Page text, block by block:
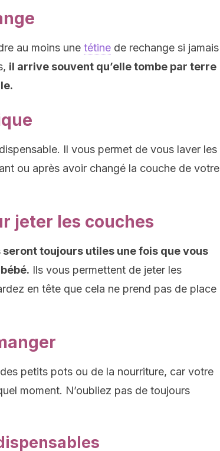
au moins une tétine de rechange si jamais
il arrive souvent qu’elle tombe par terre
Il vous permet de vous laver les
ou après avoir changé la couche de votre
jeter les couches
toujours utiles une fois que vous
Ils vous permettent de jeter les
en tête que cela ne prend pas de place
petits pots ou de la nourriture, car votre
moment. N’oubliez pas de toujours